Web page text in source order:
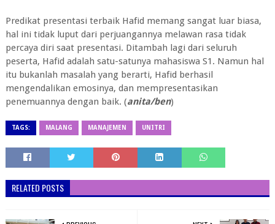
Predikat presentasi terbaik Hafid memang sangat luar biasa,
hal ini tidak luput dari perjuangannya melawan rasa tidak
percaya diri saat presentasi. Ditambah lagi dari seluruh
peserta, Hafid adalah satu-satunya mahasiswa S1. Namun hal
itu bukanlah masalah yang berarti, Hafid berhasil
mengendalikan emosinya, dan mempresentasikan
penemuannya dengan baik. (anita/ben)
TAGS: MALANG MANAJEMEN UNITRI
RELATED POSTS